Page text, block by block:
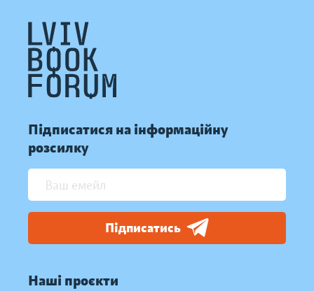
Підписатися на інформаційну
розсилку
Підписатись
Наші проєкти